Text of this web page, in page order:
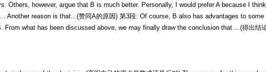
however, argue that B is much better. Personally, I would prefer A because I
Another reason is that...(赞同A的原因) 第3段: Of course, B also has advantages to
what has been discussed above, we may finally draw the conclusion that ...(得出结